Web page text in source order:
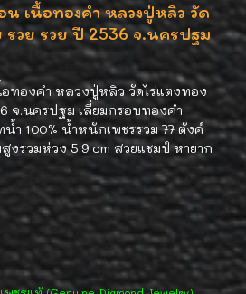
เนื้อทองคำ หลวงปู่หลิว วัด
รวย รวย ปี 2536 จ.นครปฐม
อทองคำ หลวงปู่หลิว วัดไร่แตงทอง
จ.นครปฐม เลี่ยมกรอบทองคำ
น้ำ 100% น้ำหนักเพชรรวม 77 ตังค์
งรวมห่วง 5.9 cm สวยแชมป์ หายาก